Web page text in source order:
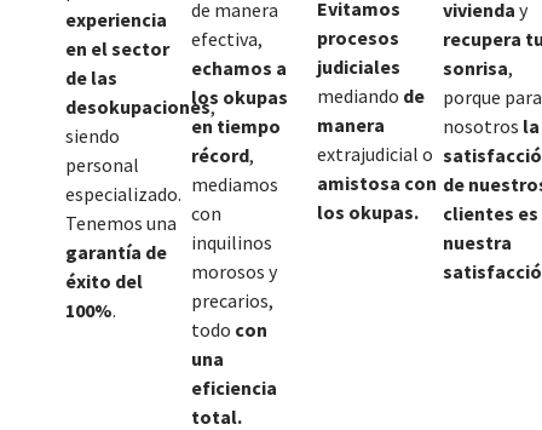
experiencia
en el sector
de las
desokupaciones,
siendo
personal
especializado.
Tenemos una
garantía de
éxito del
100%.
de manera
efectiva,
echamos a
los okupas
en tiempo
récord,
mediamos
con
inquilinos
morosos y
precarios,
todo con
una
eficiencia
total.
Evitamos
procesos
judiciales
mediando de
manera
extrajudicial o
amistosa con
los okupas.
vivienda y
recupera
sonrisa,
porque para
nosotros la
de
clientes es
nuestra